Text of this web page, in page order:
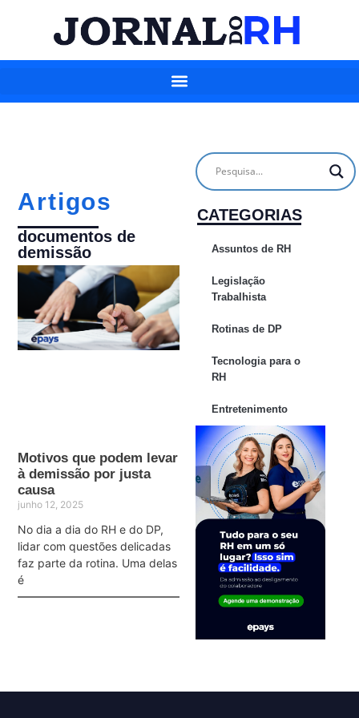
Artigos
documentos de
demissão
Motivos que podem levar
à demissão por justa
causa
junho 12, 2025
No dia a dia do RH e do DP,
lidar com questões delicadas
faz parte da rotina. Uma delas
é
CATEGORIAS
Assuntos de RH
Legislação
Trabalhista
Rotinas de DP
Tecnologia para o
RH
Entretenimento